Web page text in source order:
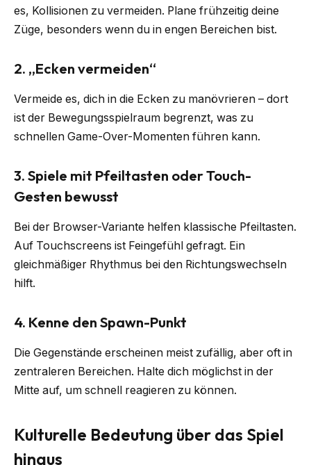
es, Kollisionen zu vermeiden. Plane frühzeitig deine
Züge, besonders wenn du in engen Bereichen bist.
2. „Ecken vermeiden“
Vermeide es, dich in die Ecken zu manövrieren – dort
ist der Bewegungsspielraum begrenzt, was zu
schnellen Game-Over-Momenten führen kann.
3. Spiele mit Pfeiltasten oder Touch-
Gesten bewusst
Bei der Browser-Variante helfen klassische Pfeiltasten.
Auf Touchscreens ist Feingefühl gefragt. Ein
gleichmäßiger Rhythmus bei den Richtungswechseln
hilft.
4. Kenne den Spawn-Punkt
Die Gegenstände erscheinen meist zufällig, aber oft in
zentraleren Bereichen. Halte dich möglichst in der
Mitte auf, um schnell reagieren zu können.
Kulturelle Bedeutung über das Spiel
hinaus